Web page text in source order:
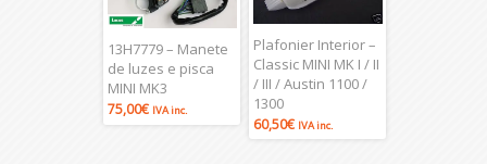
13H7779 – Manete
de luzes e pisca
MINI MK3
75,00€ IVA inc.
Plafonier Interior –
Classic MINI MK I / II
/ III / Austin 1100 /
1300
60,50€ IVA inc.